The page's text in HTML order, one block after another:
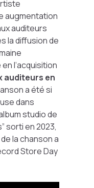
augmentation
auditeurs
la diffusion de
l’acquisition
auditeurs en
a été si
dans
studio de
sorti en 2023,
la chanson a
Store Day